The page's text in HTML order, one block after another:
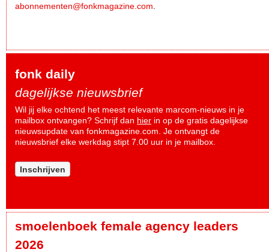
abonnementen@fonkmagazine.com
fonk daily
dagelijkse nieuwsbrief
Wil jij elke ochtend het meest relevante marcom-nieuws in je
mailbox ontvangen? Schrijf dan hier in op de gratis dagelijkse
nieuwsupdate van fonkmagazine.com. Je ontvangt de
nieuwsbrief elke werkdag stipt 7.00 uur in je mailbox.
Inschrijven
smoelenboek female agency leaders
2026